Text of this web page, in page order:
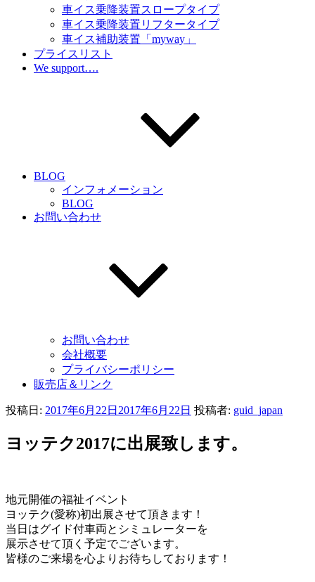
車イス乗降装置スロープタイプ
車イス乗降装置リフタータイプ
車イス補助装置「myway」
プライスリスト
We support….
BLOG
インフォメーション
BLOG
お問い合わせ
お問い合わせ
会社概要
プライバシーポリシー
販売店＆リンク
投稿日: 2017年6月22日 2017年6月22日 投稿者: guid_japan
ヨッテク2017に出展致します。
地元開催の福祉イベント
ヨッテク(愛称)初出展させて頂きます！
当日はグイド付車両とシミュレーターを
展示させて頂く予定でございます。
皆様のご来場を心よりお待ちしております！